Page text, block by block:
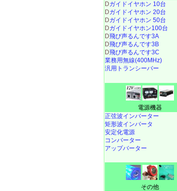
Dガイドイヤホン 10台
Dガイドイヤホン 20台
Dガイドイヤホン 50台
Dガイドイヤホン100台
D飛び声るんです3A
D飛び声るんです3B
D飛び声るんです3C
業務用無線(400MHz)
汎用トランシーバー
電源機器
正弦波インバーター
矩形波インバータ
安定化電源
コンバーター
アップバーター
その他